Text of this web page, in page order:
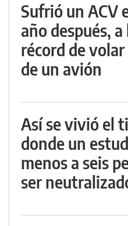
Sufrió un ACV
año después,
récord de
de un avión
Así se vivió el
donde un
menos a seis
ser